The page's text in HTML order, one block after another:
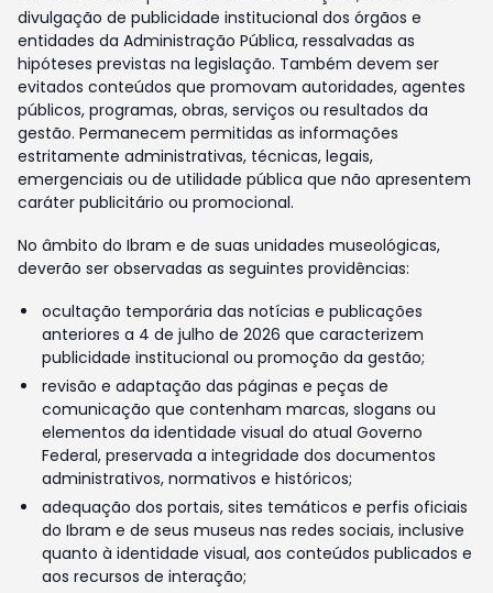
divulgação de publicidade institucional dos órgãos e
entidades da Administração Pública, ressalvadas as
hipóteses previstas na legislação. Também devem ser
evitados conteúdos que promovam autoridades, agentes
públicos, programas, obras, serviços ou resultados da
gestão. Permanecem permitidas as informações
estritamente administrativas, técnicas, legais,
emergenciais ou de utilidade pública que não apresentem
caráter publicitário ou promocional.
No âmbito do Ibram e de suas unidades museológicas,
deverão ser observadas as seguintes providências:
ocultação temporária das notícias e publicações
anteriores a 4 de julho de 2026 que caracterizem
publicidade institucional ou promoção da gestão;
revisão e adaptação das páginas e peças de
comunicação que contenham marcas, slogans ou
elementos da identidade visual do atual Governo
Federal, preservada a integridade dos documentos
administrativos, normativos e históricos;
adequação dos portais, sites temáticos e perfis oficiais
do Ibram e de seus museus nas redes sociais, inclusive
quanto à identidade visual, aos conteúdos publicados e
aos recursos de interação;